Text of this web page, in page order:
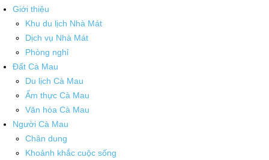
Giới thiệu
Khu du lịch Nhà Mát
Dịch vụ Nhà Mát
Phòng nghỉ
Đất Cà Mau
Du lịch Cà Mau
Ẩm thực Cà Mau
Văn hóa Cà Mau
Người Cà Mau
Chân dung
Khoảnh khắc cuộc sống